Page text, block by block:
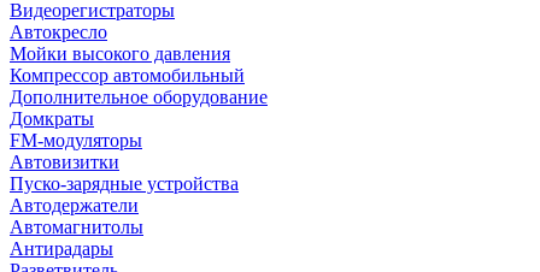
Видеорегистраторы
Автокресло
Мойки высокого давления
Компрессор автомобильный
Дополнительное оборудование
Домкраты
FM-модуляторы
Автовизитки
Пуско-зарядные устройства
Автодержатели
Автомагнитолы
Антирадары